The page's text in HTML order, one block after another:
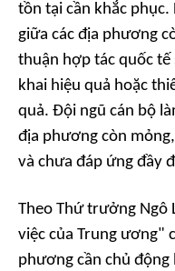
tồn tại cần khắc phục.
giữa các địa phương
thuận hợp tác quốc
khai hiệu quả hoặc
quả. Đội ngũ cán bộ
địa phương còn
và chưa đáp ứng đầy
Theo Thứ trưởng Ngô
việc của Trung ương"
phương cần chủ